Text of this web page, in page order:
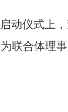
启动仪式上，
联合体理事